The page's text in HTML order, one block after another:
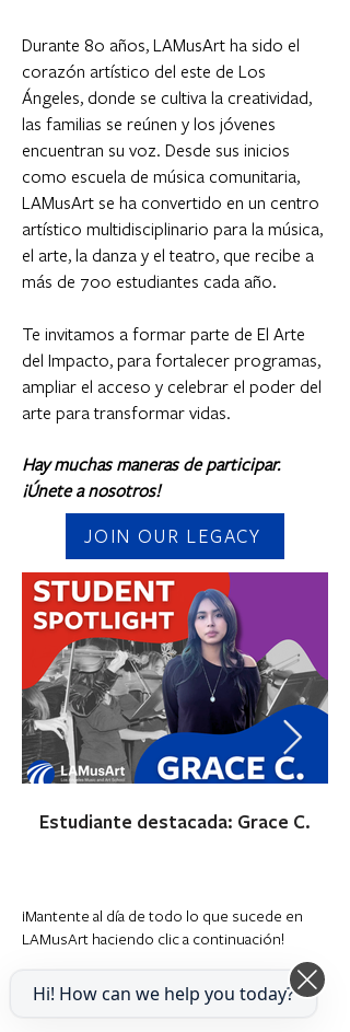
Durante 80 años, LAMusArt ha sido el
corazón artístico del este de Los
Ángeles, donde se cultiva la creatividad,
las familias se reúnen y los jóvenes
encuentran su voz. Desde sus inicios
como escuela de música comunitaria,
LAMusArt se ha convertido en un centro
artístico multidisciplinario para la música,
el arte, la danza y el teatro, que recibe a
más de 700 estudiantes cada año.
Te invitamos a formar parte de El Arte
del Impacto, para fortalecer programas,
ampliar el acceso y celebrar el poder del
arte para transformar vidas.
Hay muchas maneras de participar.
¡Únete a nosotros!
JOIN OUR LEGACY
Estudiante destacada: Grace C.
¡Mantente al día de todo lo que sucede en
LAMusArt haciendo clic a continuación!
LEER MÁS
Hi! How can we help you today?